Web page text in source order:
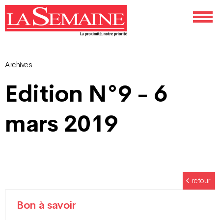
Archives
Edition N°9 - 6
mars 2019
retour
Bon à savoir
Navigation
des
articles